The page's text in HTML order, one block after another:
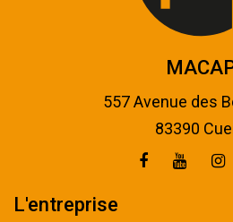
557 Avenue des
83390
L'entreprise